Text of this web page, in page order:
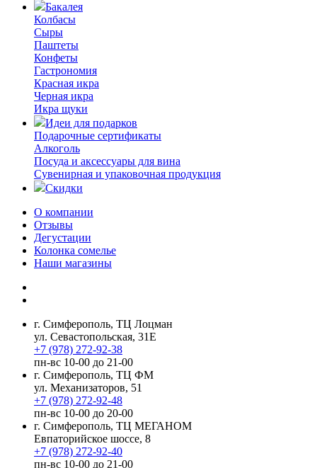
Бакалея
Колбасы
Сыры
Паштеты
Конфеты
Гастрономия
Красная икра
Черная икра
Икра щуки
Идеи для подарков
Подарочные сертификаты
Алкоголь
Посуда и аксессуары для вина
Сувенирная и упаковочная продукция
Скидки
О компании
Отзывы
Дегустации
Колонка сомелье
Наши магазины
г. Симферополь, ТЦ Лоцман
ул. Севастопольская, 31Е
+7 (978) 272-92-38
пн-вс 10-00 до 21-00
г. Симферополь, ТЦ ФМ
ул. Механизаторов, 51
+7 (978) 272-92-48
пн-вс 10-00 до 20-00
г. Симферополь, ТЦ МЕГАНОМ
Евпаторийское шоссе, 8
+7 (978) 272-92-40
пн-вс 10-00 до 21-00